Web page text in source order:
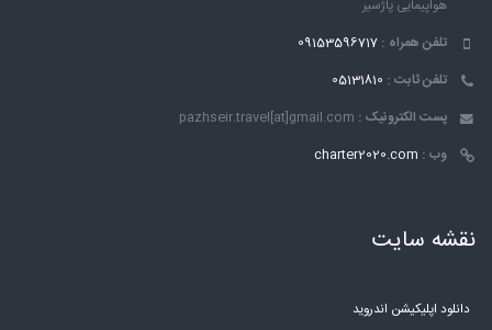
هواپیمایی پاژسیر
تلفن همراه : 09153596717
تلفن ثابت : 05131810
پست الکترونیک : pazhseir.travel[at]gmail.com
وب : charter2020.com
نقشه سایت
دانلود اپلیکیشن اندروید